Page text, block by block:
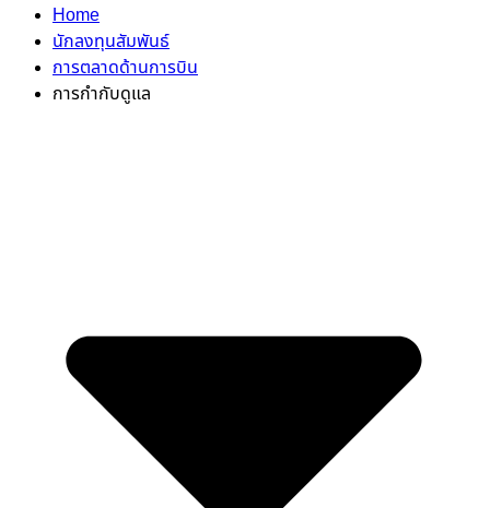
Home
นักลงทุนสัมพันธ์
การตลาดด้านการบิน
การกำกับดูแล